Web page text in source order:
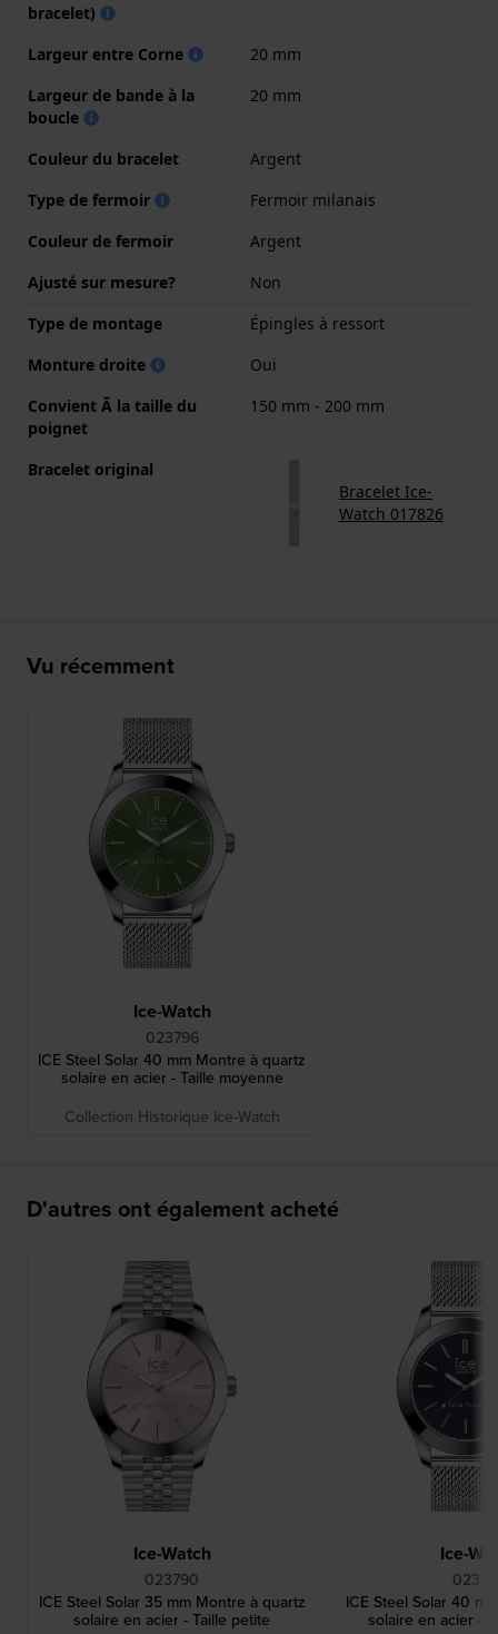
bracelet)
Largeur entre Corne
20 mm
Largeur de bande à la
boucle
20 mm
Couleur du bracelet
Argent
Type de fermoir
Fermoir milanais
Couleur de fermoir
Argent
Ajusté sur mesure?
Non
Type de montage
Épingles à ressort
Monture droite
Oui
Convient Ă la taille du
poignet
150 mm - 200 mm
Bracelet original
Bracelet Ice-
Watch 017826
Vu récemment
Ice-Watch
023796
ICE Steel Solar 40 mm Montre à quartz
solaire en acier - Taille moyenne
Collection Historique Ice-Watch
D'autres ont également acheté
Ice-Watch
023790
ICE Steel Solar 35 mm Montre à quartz
solaire en acier - Taille petite
Ice-
ICE Steel Solar 40
solaire en acier -